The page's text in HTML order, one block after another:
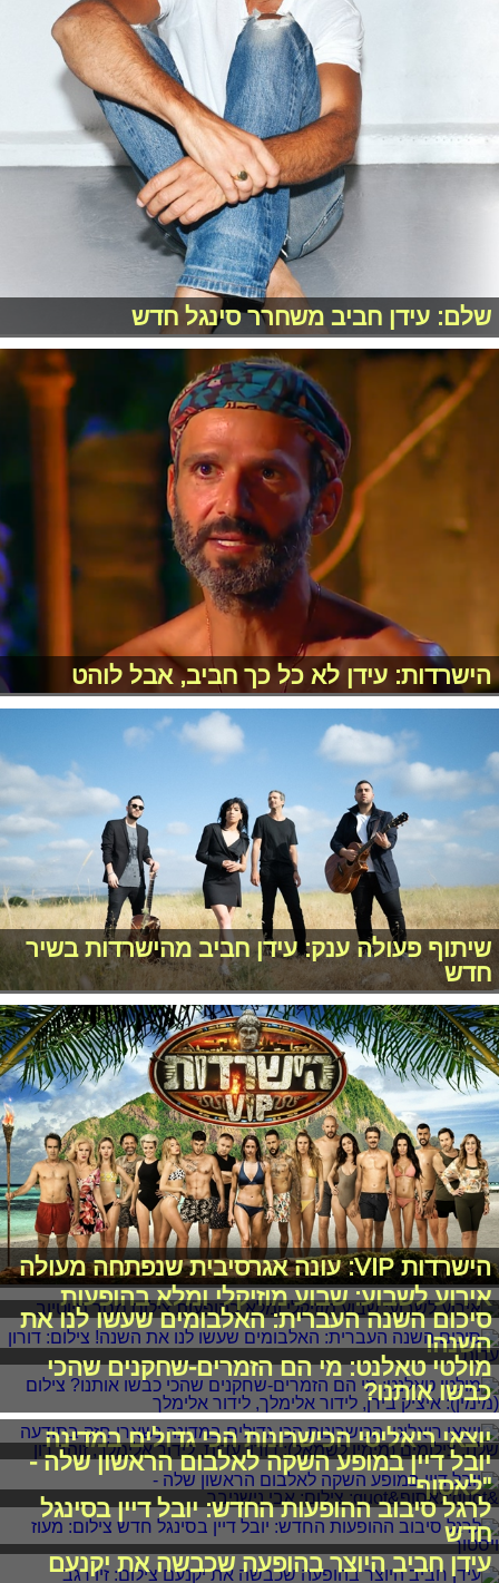
שלם: עידן חביב משחרר סינגל חדש
הישרדות: עידן לא כל כך חביב, אבל לוהט
שיתוף פעולה ענק: עידן חביב מהישרדות בשיר
חדש
הישרדות VIP: עונה אגרסיבית שנפתחה מעולה
אירוע לשבוע: שבוע מוזיקלי ומלא בהופעות
סיכום השנה העברית: האלבומים שעשו לנו את
השנה!
מולטי טאלנט: מי הם הזמרים-שחקנים שהכי
כבשו אותנו?
יוצאי ריאליטי הכישרונות הכי גדולים במדינה
יובל דיין במופע השקה לאלבום הראשון שלה -
"לאסוף"
לרגל סיבוב ההופעות החדש: יובל דיין בסינגל
חדש
עידן חביב היוצר בהופעה שכבשה את יקנעם